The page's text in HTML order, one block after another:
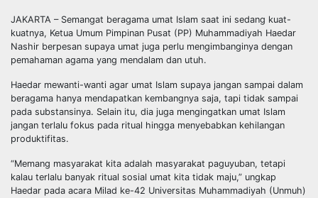
JAKARTA – Semangat beragama umat Islam saat ini sedang kuat-
kuatnya, Ketua Umum Pimpinan Pusat (PP) Muhammadiyah Haedar
Nashir berpesan supaya umat juga perlu mengimbanginya dengan
pemahaman agama yang mendalam dan utuh.
Haedar mewanti-wanti agar umat Islam supaya jangan sampai dalam
beragama hanya mendapatkan kembangnya saja, tapi tidak sampai
pada substansinya. Selain itu, dia juga mengingatkan umat Islam
jangan terlalu fokus pada ritual hingga menyebabkan kehilangan
produktifitas.
“Memang masyarakat kita adalah masyarakat paguyuban, tetapi
kalau terlalu banyak ritual sosial umat kita tidak maju,” ungkap
Haedar pada acara Milad ke-42 Universitas Muhammadiyah (Unmuh)